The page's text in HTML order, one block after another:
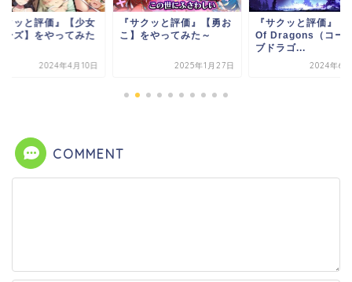
クッと評価』【勇お
をやってみた～
2025年1月27日
『サクッと評価』【Call
Of Dragons（コールオ
2024年6月20日
『サクッと評価』【
と美女たちの二重奏
やってみた～
2024年5
COMMENT